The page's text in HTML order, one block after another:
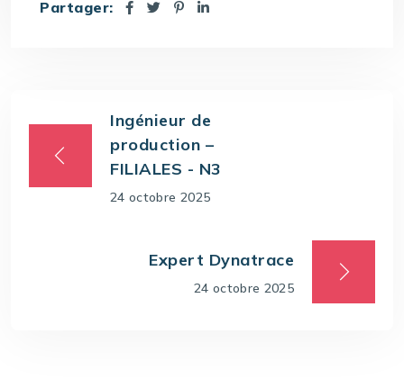
Partager:
Ingénieur de
production –
FILIALES - N3
24 octobre 2025
Expert Dynatrace
24 octobre 2025